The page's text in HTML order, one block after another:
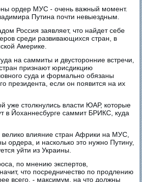
ордер МУС - очень важный момент.
Путина почти невыездным.
Россия заявляет, что найдет себе
среди развивающихся стран, в
Америке.
на саммиты и двусторонние встречи,
признают юрисдикцию
суда и формально обязаны
президента, если он появится на их
уже столкнулись власти ЮАР, которые
в Йоханнесбурге саммит БРИКС, куда
велико влияние стран Африки на МУС,
ордера, и насколько это нужно Путину,
уйти из Украины.
по мнению экспертов,
что посредничество по продлению
всего, - максимум, на что должны